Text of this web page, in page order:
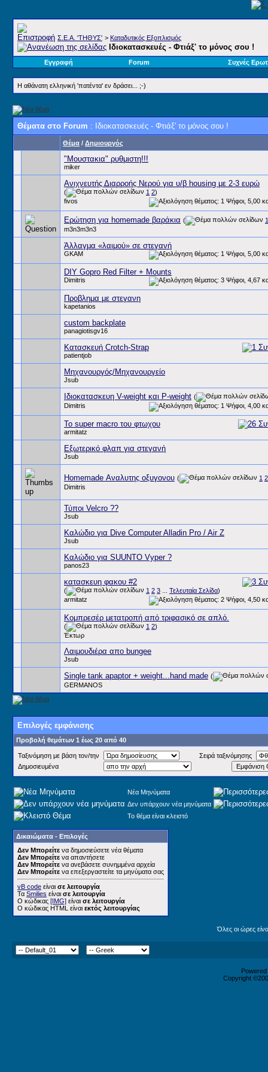
Σ.E.A. 'ΤΗΘΥΣ' > Καταδυτικός Εξοπλισμός
Ιδιοκατασκευές - Φτιάξ' το μόνος σου !
Εγγραφή Forum Συχνές
Η αθάνατη ελληνική 'πατέντα' εν δράσει... ;-)
Θέματα στο Forum : Ιδιοκατασκευές - Φτιάξ' το μόνος σου !
Θέμα / Δημιουργός
"Μουστακια" ρυθμιστη!!!
miker
Ανιχνευτής Διαρροής Νερού για υ/β housing με 2-3 ευρώ
( 1 2)
fivos
Ερώτηση για homemade βαράκια (
1
m3n3m3n3
Άλλαγμα «λαιμού» σε στεγανή
GKAM
DIY Gopro Red Filter + Mounts
Dimitris
Προβλημα με στεγανη
kapetanios
custom backplate
panagiotisgv16
Κατασκευή Crotch-Strap
patientjob
Μηχανουργός/Μηχανουργείο
Jsub
Ιδιοκατασκευη V-weight και P-weight (
Dimitris
Το super macro του φτωχου
armitatz
Εξωτερικό φλαπ για στεγανή
Jsub
Homemade Αναλυτης οξυγονου ( 1 2
Dimitris
Τύποι Velcro ??
Jsub
Καλώδιο για Dive Computer Alladin Pro / Air Z
Jsub
Καλώδιο για SUUNTO Vyper ?
panos23
κατασκευη φακου #2
( 1 2 3 Τελευταία Σελίδα)
armitatz
Κομπρεσέρ μετατροπή από τριφασικό σε απλό.
( 1 2)
Έκτωρ
Λαιμουδιέρα απο bungee
Jsub
Single tank apaptor + weight...hand made (
GERMANOS
Επιλογές εμφάνισης
Προβολή θεμάτων 1 έως 20 από 40
Ταξινόμηση με βάση τον/την
Σειρά ταξινόμησης
Δημοσιευμένα
Νέα Μηνύματα
Δεν υπάρχουν νέα μηνύματα
Το θέμα είναι κλειστό
Δικαιώματα - Επιλογές
Δεν Μπορείτε να δημοσιεύσετε νέα θέματα
Δεν Μπορείτε να απαντήσετε
Δεν Μπορείτε να ανεβάσετε συνημμένα αρχεία
Δεν Μπορείτε να επεξεργαστείτε τα μηνύματα σας
vB code είναι σε λειτουργία
Τα Smilies είναι σε λειτουργία
Ο κώδικας [IMG] είναι σε λειτουργία
Ο κώδικας HTML είναι εκτός λειτουργίας
Όλες οι ώρες
Copyright